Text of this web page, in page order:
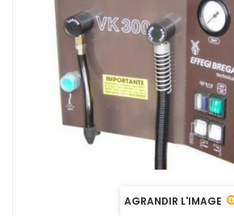
AGRANDIR L'IMAGE